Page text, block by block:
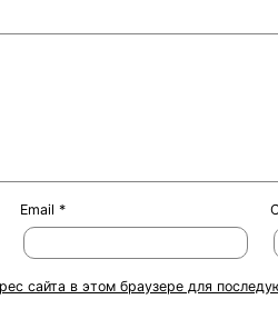
Email*
сайта в этом браузере для